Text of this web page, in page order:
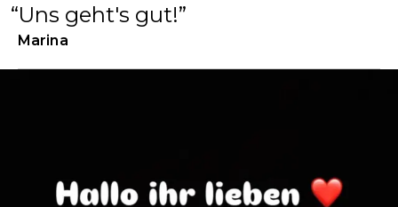
Uns geht's gut!
Marina